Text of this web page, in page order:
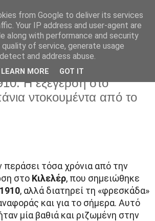
2020
Η εξέγερση στο
ντοκουμέντα από το
περάσει τόσα χρόνια από την
στο Κιλελέρ, που σημειώθηκε
, αλλά διατηρεί τη «φρεσκάδα»
και για το σήμερα. Αυτό
μία βαθιά και ριζωμένη στην
from Google to deliver its services
Your IP address and user-agent are
along with performance and security
of service, generate usage
and address abuse.
LEARN MORE GOT IT